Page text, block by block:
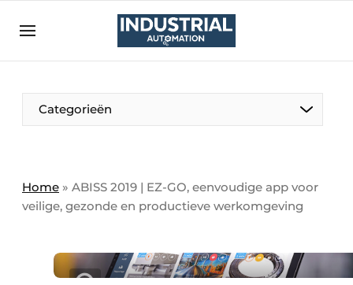
Aanmelden
Bedrijven
Bedrijven
Direct contact
Eigen content aanleveren
Home
Categorieën
Home » ABISS 2019 | EZ-GO, eenvoudige app voor
veilige, gezonde en productieve werkomgeving